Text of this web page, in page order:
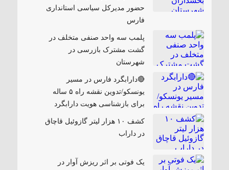
حضور مدیرکل سیاسی استانداری
فارس
پلمب سه واحد صنفی متخلف در
گشت مشترک بازرسی در
شهرستان
🔴دارابگرد فارس در مسیر
یونسکو/تدوین نقشه راه ۵ ساله
برای بازشناسی هویت دارابگرد
کشف ۱۰ هزار لیتر گازوئیل قاچاق
در داراب
یک فوتی بر اثر ریزش آوار در